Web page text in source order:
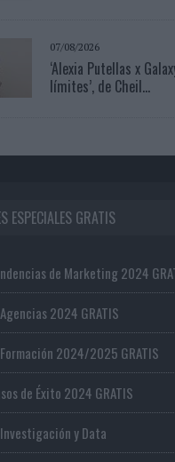
07/08/2026
‘Alexia Putellas x
límites’, de Cheil...
ESPECIALES GRATIS
de Marketing 2024
2024 GRATIS
2024/2025 GRATIS
de Éxito 2024 GRATIS
y Data